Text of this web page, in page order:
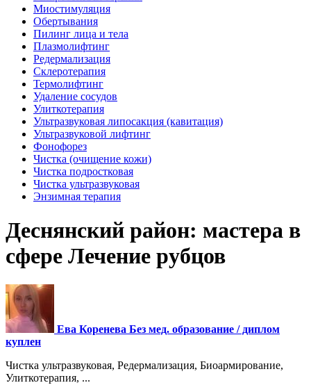
Миостимуляция
Обертывания
Пилинг лица и тела
Плазмолифтинг
Редермализация
Склеротерапия
Термолифтинг
Удаление сосудов
Улиткотерапия
Ультразвуковая липосакция (кавитация)
Ультразвуковой лифтинг
Фонофорез
Чистка (очищение кожи)
Чистка подростковая
Чистка ультразвуковая
Энзимная терапия
Деснянский район: мастера в
сфере Лечение рубцов
Ева Коренева Без мед. образование / диплом
куплен
Чистка ультразвуковая, Редермализация, Биоармирование,
Улиткотерапия, ...